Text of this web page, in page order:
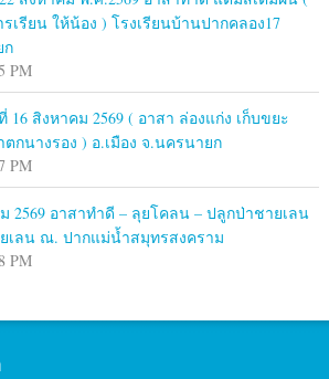
เรียน ให้น้อง ) โรงเรียนบ้านปากคลอง17
ก
PM
16 สิงหาคม 2569 ( อาสา ล่องแก่ง เก็บขยะ
กนางรอง ) อ.เมือง จ.นครนายก
PM
2569 อาสาทำดี – ลุยโคลน – ปลูกป่าชายเลน
เลน ณ. ปากแม่น้ำสมุทรสงคราม
PM